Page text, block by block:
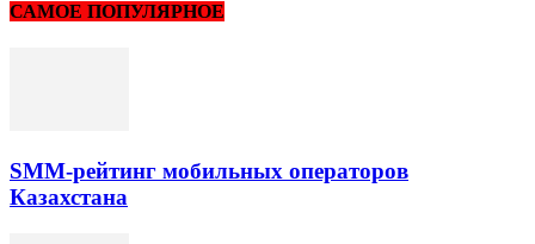
САМОЕ ПОПУЛЯРНОЕ
SMM-рейтинг мобильных операторов
Казахстана